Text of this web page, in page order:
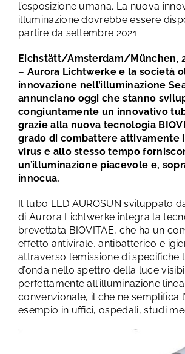
l’esposizione umana. La nuova
illuminazione dovrebbe essere
partire da settembre 2021.
Eichstätt/Amsterdam/München,
– Aurora Lichtwerke e la società
innovazione nell’illuminazione
annunciano oggi che stanno
congiuntamente un innovativo
grazie alla nuova tecnologia
grado di combattere attivamente
virus e allo stesso tempo
un’illuminazione piacevole e,
innocua.
Il tubo LED AUROSUN sviluppato
di Aurora Lichtwerke integra la
brevettata BIOVITAE, che ha un
effetto antivirale, antibatterico e
attraverso l’emissione di specifiche
d’onda nello spettro della luce
perfettamente all’illuminazione
convenzionale, il che ne semplifica
esempio in uffici, ospedali, studi